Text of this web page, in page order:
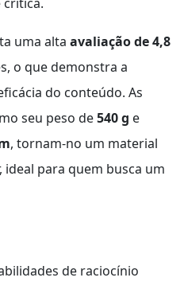
uma alta avaliação de 4,8
o que demonstra a
do conteúdo. As
seu peso de540 g e
, tornam-no um material
ideal para quem busca um
de raciocínio